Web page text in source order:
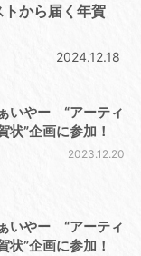
から届く年賀
2024.12.18
いやー “アーティ
状”企画に参加！
2023.12.20
いやー “アーティ
状”企画に参加！